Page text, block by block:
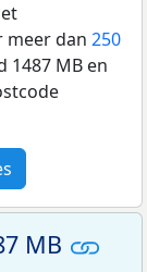
meer dan 250
1487 MB en
MB